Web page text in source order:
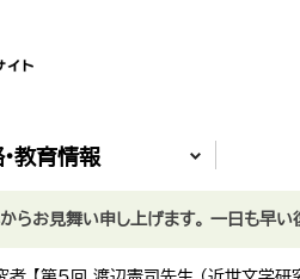
教育情報
お見舞い申し上げます。 一日も早い